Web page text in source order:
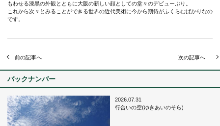
もわせる漆黒の外観とともに大阪の新しい顔としての堂々のデビューぶり。
これから次々とみることができる世界の近代美術に今から期待がふくらむばかりなの
です。
前の記事へ 次の記事へ
バックナンバー
2026.07.31
行合いの空(ゆきあいのそら)